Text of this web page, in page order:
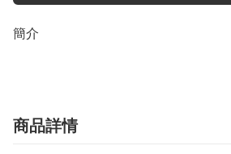
簡介
商品詳情